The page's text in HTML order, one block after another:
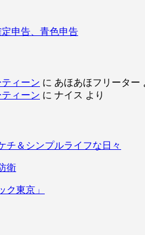
申告、青色申告
ィーン に あほあほフリーター
ィーン に ナイス より
チ＆シンプルライフな日々
衛
ク東京」